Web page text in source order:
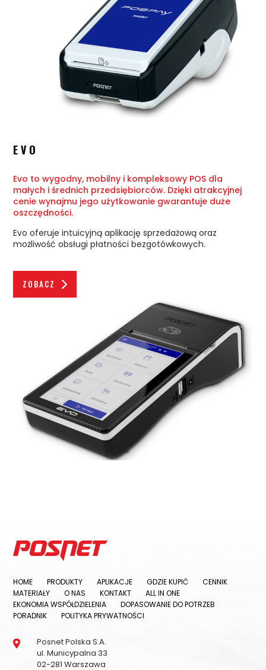
EVO
Evo to wygodny, mobilny i kompleksowy POS dla
małych i średnich przedsiębiorców. Dzięki atrakcyjnej
cenie wynajmu jego użytkowanie gwarantuje duże
oszczędności.
Evo oferuje intuicyjną aplikację sprzedażową oraz
możliwość obsługi płatności bezgotówkowych.
ZOBACZ
HOME PRODUKTY APLIKACJE GDZIE KUPIĆ
CENNIK
MATERIAŁY
O NAS KONTAKT
ALL IN ONE
EKONOMIA WSPÓŁDZIELENIA
DOPASOWANIE DO POTRZEB
PORADNIK
POLITYKA PRYWATNOŚCI
Posnet Polska S.A.
ul. Municypalna 33
02-281 Warszawa